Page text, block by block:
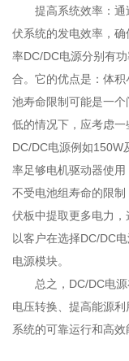
提高系统效率‌：
伏系统的发电效率，
率DC/DC电源分别有
合。它的优点是：体
池寿命限制可能是一
低的情况下，应考虑
DC/DC电源例如150W
率足够电机驱动器使
不受电池组寿命的限
伏板中提取更多电力
以客户在选择DC/DC
电源模块。
总之，DC/DC电
电压转换、提高能源
系统的可靠运行和高效